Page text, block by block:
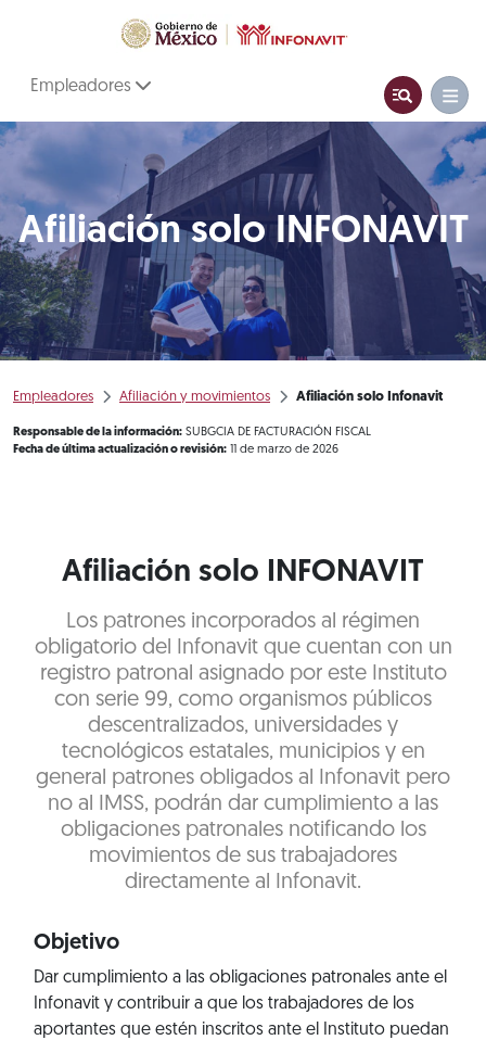
Empleadores
Afiliación solo INFONAVIT
Empleadores Afiliación y movimientos Afiliación solo Infonavit
Responsable de la información: SUBGCIA DE FACTURACIÓN FISCAL
Fecha de última actualización o revisión: 11 de marzo de 2026
Afiliación solo INFONAVIT
Los patrones incorporados al régimen
obligatorio del Infonavit que cuentan con un
registro patronal asignado por este Instituto
con serie 99, como organismos públicos
descentralizados, universidades y
tecnológicos estatales, municipios y en
general patrones obligados al Infonavit pero
no al IMSS, podrán dar cumplimiento a las
obligaciones patronales notificando los
movimientos de sus trabajadores
directamente al Infonavit.
Objetivo
Dar cumplimiento a las obligaciones patronales ante el
Infonavit y contribuir a que los trabajadores de los
aportantes que estén inscritos ante el Instituto puedan